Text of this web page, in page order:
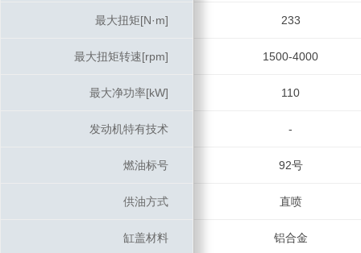
最大扭矩[N·m] 233
最大扭矩转速[rpm] 1500-4000
最大净功率[kW] 110
发动机特有技术 -
燃油标号 92号
供油方式 直喷
缸盖材料 铝合金
最大扭矩[N·m]
最大扭矩转速[rpm]
最大净功率[kW]
发动机特有技术
燃油标号
供油方式
缸盖材料